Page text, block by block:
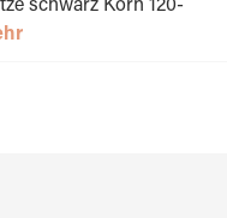
schwarz Korn 120-